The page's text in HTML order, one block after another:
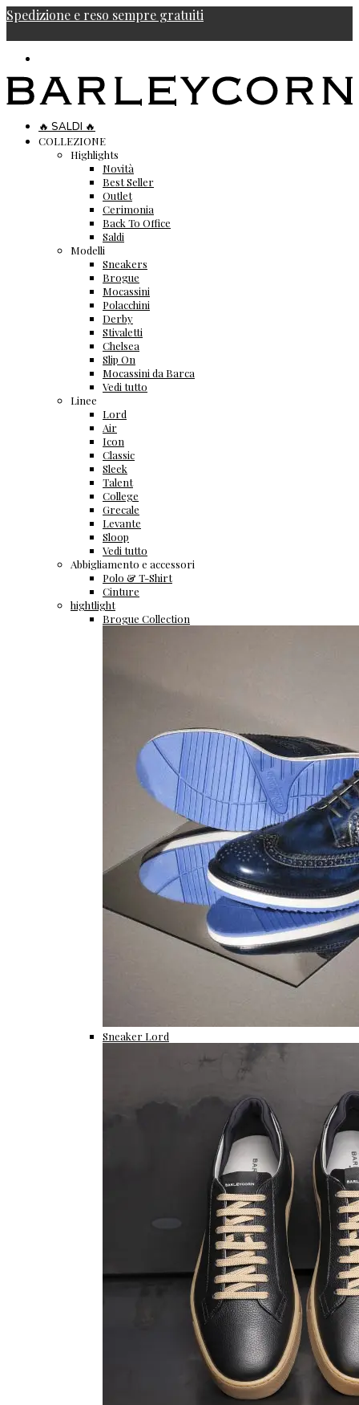
Spedizione e reso sempre gratuiti
🔥 SALDI 🔥
COLLEZIONE
Highlights
Novità
Best Seller
Outlet
Cerimonia
Back To Office
Saldi
Modelli
Sneakers
Brogue
Mocassini
Polacchini
Derby
Stivaletti
Chelsea
Slip On
Mocassini da Barca
Vedi tutto
Linee
Lord
Air
Icon
Classic
Sleek
Talent
College
Grecale
Levante
Sloop
Vedi tutto
Abbigliamento e accessori
Polo & T-Shirt
Cinture
hightlight
Brogue Collection
Sneaker Lord